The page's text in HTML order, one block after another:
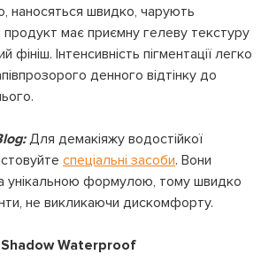
наносяться швидко, чарують
має приємну гелеву текстуру
фініш. Інтенсивність пігментації легко
денного відтінку до
Для демакіяжу водостійкої
спеціальні засоби. Вони
унікальною формулою, тому швидко
не викликаючи дискомфорту.
Waterproof